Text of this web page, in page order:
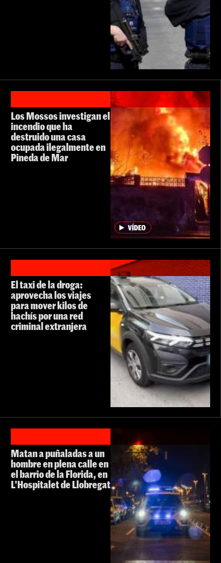
Los Mossos investigan el
incendio que ha
destruido una casa
ocupada ilegalmente en
Pineda de Mar
El taxi de la droga:
aprovecha los viajes
para mover kilos de
hachís por una red
criminal extranjera
Matan a puñaladas a un
hombre en plena calle en
el barrio de la Florida, en
L'Hospitalet de Llobregat